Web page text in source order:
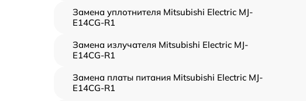
Замена уплотнителя Mitsubishi Electric MJ-
E14CG-R1
Замена излучателя Mitsubishi Electric MJ-
E14CG-R1
Замена платы питания Mitsubishi Electric MJ-
E14CG-R1